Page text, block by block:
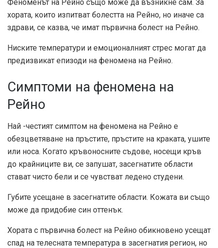
Феноменът на Рейно също може да възникне сам. За
хората, които изпитват болестта на Рейно, но иначе са
здрави, се казва, че имат първична болест на Рейно.
Ниските температури и емоционалният стрес могат да
предизвикат епизоди на феномена на Рейно.
Симптоми на феномена на
Рейно
Най -честият симптом на феномена на Рейно е
обезцветяване на пръстите, пръстите на краката, ушите
или носа. Когато кръвоносните съдове, носещи кръв
до крайниците ви, се запушат, засегнатите области
стават чисто бели и се чувстват ледено студени.
Губите усещане в засегнатите области. Кожата ви също
може да придобие син оттенък.
Хората с първична болест на Рейно обикновено усещат
спад на телесната температура в засегнатия регион, но